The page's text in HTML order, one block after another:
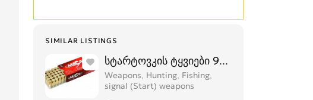
SIMILAR LISTINGS
სტარტოვკის ტყვიები 9mm ფუჭი ტყვიები
Weapons, Hunting, Fishing,
signal (Start) weapons